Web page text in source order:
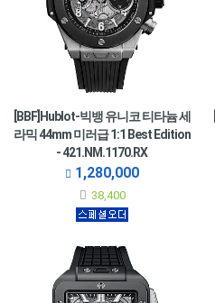
[BBF]Hublot-빅뱅 유니코 티타늄 세
라믹 44mm 미러급 1:1 Best Edition
- 421.NM.1170.RX
1,280,000
38,400